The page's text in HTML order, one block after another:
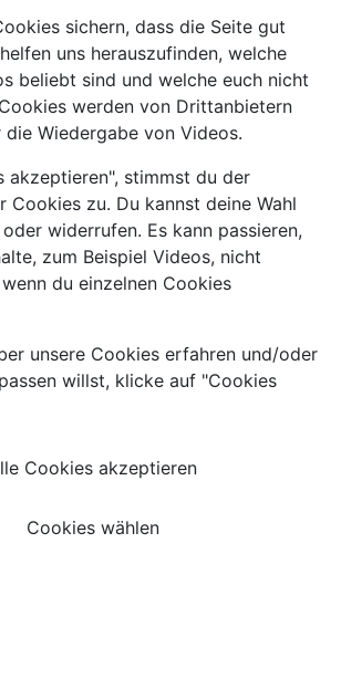
sichern, dass die Seite gut
uns herauszufinden, welche
beliebt sind und welche euch nicht
werden von Drittanbietern
Wiedergabe von Videos.
akzeptieren", stimmst du der
Cookies zu. Du kannst deine Wahl
widerrufen. Es kann passieren,
zum Beispiel Videos, nicht
du einzelnen Cookies
unsere Cookies erfahren und/oder
willst, klicke auf "Cookies
Cookies akzeptieren
Cookies wählen